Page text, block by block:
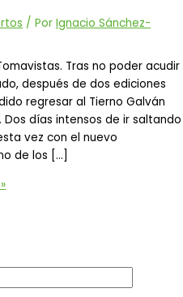
/ PorIgnacio Sánchez-
Tras no poder acudir
después de dos ediciones
regresar al Tierno Galván
días intensos de ir saltando
vez con el nuevo
de los […]